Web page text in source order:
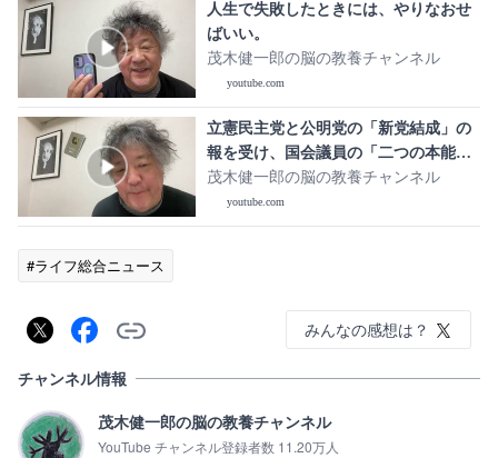
人生で失敗したときには、やりなおせ
ばいい。
茂木健一郎の脳の教養チャンネル
youtube.com
立憲民主党と公明党の「新党結成」の
報を受け、国会議員の「二つの本能」
について考える
茂木健一郎の脳の教養チャンネル
youtube.com
#ライフ総合ニュース
みんなの感想は？
チャンネル情報
茂木健一郎の脳の教養チャンネル
YouTube チャンネル登録者数 11.20万人